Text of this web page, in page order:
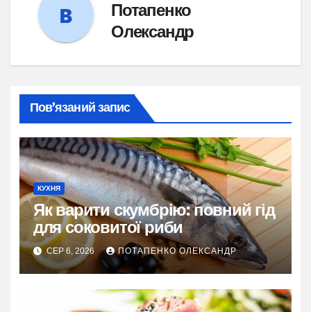
Потапенко
Олександр
Пов’язаний запис
КУХНЯ
Як варити скумбрію: повний гід
для соковитої риби
СЕР 6, 2026 ПОТАПЕНКО ОЛЕКСАНДР